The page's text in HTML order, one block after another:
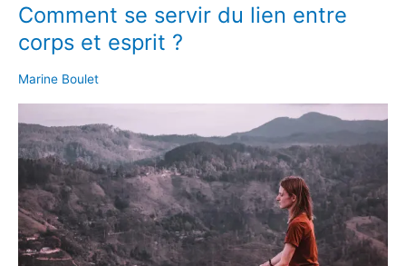
Comment se servir du lien entre
corps et esprit ?
Marine Boulet
Comment
servir
corps
et
?